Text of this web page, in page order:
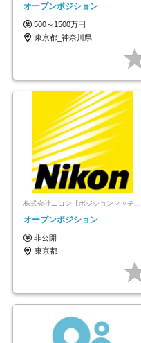
オープンポジション
500～1500万円
東京都_神奈川県
株式会社ニコン【ポジションマッチ登録】
オープンポジション
非公開
東京都